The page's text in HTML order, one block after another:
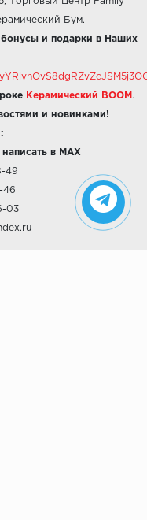
Бум.
и подарки в Наших
Керамический BOOM .
и новинками!
в MAX
49
46
03